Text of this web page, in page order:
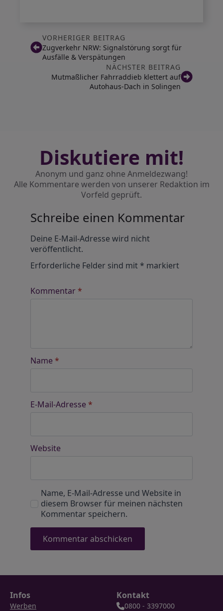
VORHERIGER BEITRAG
Zugverkehr NRW: Signalstörung sorgt für
Ausfälle & Verspätungen
NÄCHSTER BEITRAG
Mutmaßlicher Fahrraddieb klettert auf
Autohaus-Dach in Solingen
Diskutiere mit!
Anonym und ganz ohne Anmeldezwang!
Alle Kommentare werden von unserer Redaktion im
Vorfeld geprüft.
Schreibe einen Kommentar
Deine E-Mail-Adresse wird nicht
veröffentlicht.
Erforderliche Felder sind mit* markiert
Kommentar*
Name *
E-Mail-Adresse *
Website
Name, E-Mail-Adresse und Website in
diesem Browser für meinen nächsten
Kommentar speichern.
Infos
Werben
Kontakt
0800 - 3397000